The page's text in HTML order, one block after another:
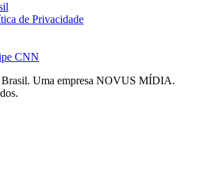
de Privacidade
CNN
Uma empresa NOVUS MÍDIA.